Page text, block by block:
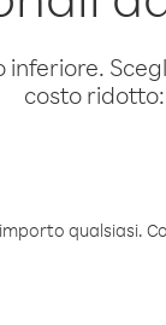
costo ridotto:
qualsiasi.